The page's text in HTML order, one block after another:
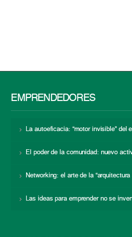
EMPRENDEDORES
La autoeficacia: “motor invisible” del
El poder de la comunidad: nuevo
Networking: el arte de la
Las ideas para emprender no se